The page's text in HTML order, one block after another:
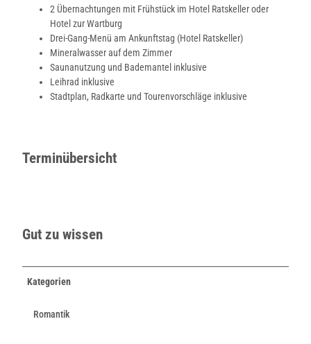
2 Übernachtungen mit Frühstück im Hotel Ratskeller oder
Hotel zur Wartburg
Drei-Gang-Menü am Ankunftstag (Hotel Ratskeller)
Mineralwasser auf dem Zimmer
Saunanutzung und Bademantel inklusive
Leihrad inklusive
Stadtplan, Radkarte und Tourenvorschläge inklusive
Terminübersicht
Gut zu wissen
Kategorien
Romantik